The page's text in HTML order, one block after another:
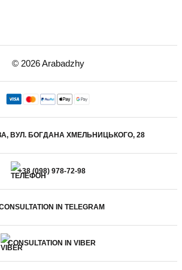
© 2026 Arabadzhy
ВУЛ. БОГДАНА ХМЕЛЬНИЦЬКОГО, 28
+38 (098) 978-72-98
IN TELEGRAM
CONSULTATION IN VIBER